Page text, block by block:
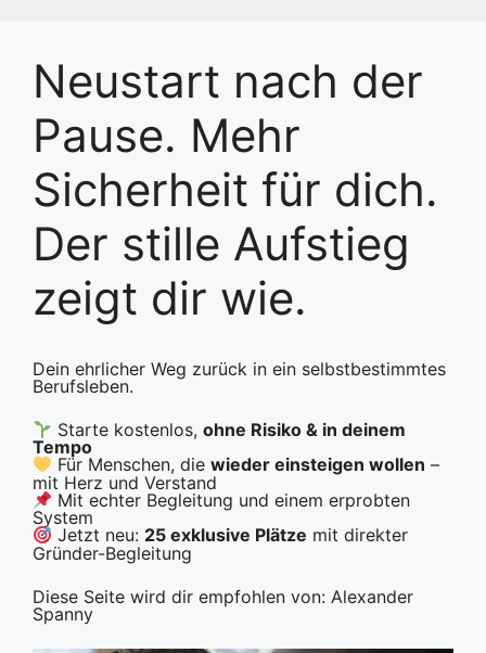
Neustart nach der
Pause. Mehr
Sicherheit für dich.
Der stille Aufstieg
zeigt dir wie.
Dein ehrlicher Weg zurück in ein selbstbestimmtes
Berufsleben.
Starte kostenlos,ohne Risiko & in deinem
Tempo
Für Menschen, diewieder einsteigen wollen –
mit Herz und Verstand
Mit echter Begleitung und einem erprobten
System
Jetzt neu: 25 exklusive Plätze mit direkter
Gründer-Begleitung
Diese Seite wird dir empfohlen von: Alexander
Spanny